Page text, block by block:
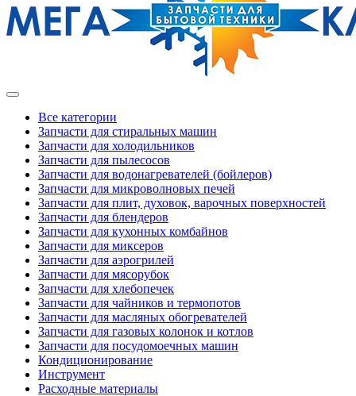
Все категории
Запчасти для стиральных машин
Запчасти для холодильников
Запчасти для пылесосов
Запчасти для водонагревателей (бойлеров)
Запчасти для микроволновых печей
Запчасти для плит, духовок, варочных поверхностей
Запчасти для блендеров
Запчасти для кухонных комбайнов
Запчасти для миксеров
Запчасти для аэрогрилей
Запчасти для мясорубок
Запчасти для хлебопечек
Запчасти для чайников и термопотов
Запчасти для масляных обогревателей
Запчасти для газовых колонок и котлов
Запчасти для посудомоечных машин
Кондиционирование
Инструмент
Расходные материалы